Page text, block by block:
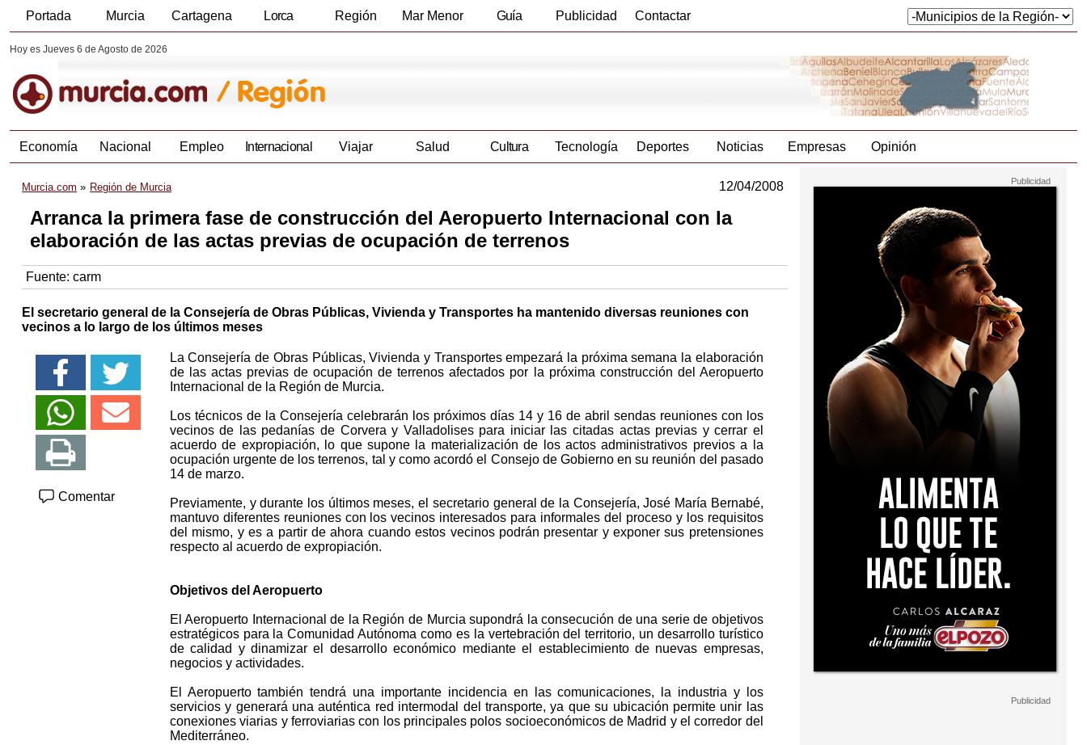
Portada Murcia Cartagena Lorca Región Mar Menor Guía Publicidad Contactar
Hoy es Jueves 6 de Agosto de 2026
Economía Nacional Empleo Internacional Viajar Salud Cultura Tecnología Deportes Noticias Empresas Opinión
Murcia.com Región de Murcia 12/04/2008
Arranca la primera fase de construcción del Aeropuerto Internacional con la
elaboración de las actas previas de ocupación de terrenos
Fuente: carm
El secretario general de la Consejería de Obras Públicas, Vivienda y Transportes ha mantenido diversas reuniones con
vecinos a lo largo de los últimos meses
Comentar
La Consejería de Obras Públicas, Vivienda y Transportes empezará la próxima semana la elaboración
de las actas previas de ocupación de terrenos afectados por la próxima construcción del Aeropuerto
Internacional de la Región de Murcia.
Los técnicos de la Consejería celebrarán los próximos días 14 y 16 de abril sendas reuniones con los
vecinos de las pedanías de Corvera y Valladolises para iniciar las citadas actas previas y cerrar el
acuerdo de expropiación, lo que supone la materialización de los actos administrativos previos a la
ocupación urgente de los terrenos, tal y como acordó el Consejo de Gobierno en su reunión del pasado
14 de marzo.
Previamente, y durante los últimos meses, el secretario general de la Consejería, José María Bernabé,
mantuvo diferentes reuniones con los vecinos interesados para informales del proceso y los requisitos
del mismo, y es a partir de ahora cuando estos vecinos podrán presentar y exponer sus pretensiones
respecto al acuerdo de expropiación.
Objetivos del Aeropuerto
El Aeropuerto Internacional de la Región de Murcia supondrá la consecución de una serie de objetivos
estratégicos para la Comunidad Autónoma como es la vertebración del territorio, un desarrollo turístico
de calidad y dinamizar el desarrollo económico mediante el establecimiento de nuevas empresas,
negocios y actividades.
El Aeropuerto también tendrá una importante incidencia en las comunicaciones, la industria y los
servicios y generará una auténtica red intermodal del transporte, ya que su ubicación permite unir las
conexiones viarias y ferroviarias con los principales polos socioeconómicos de Madrid y el corredor del
Mediterráneo.